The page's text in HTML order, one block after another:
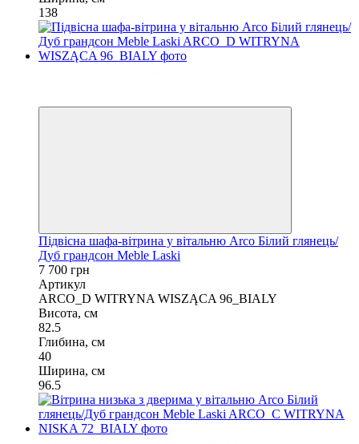
138
Підвісна шафа-вітрина у вітальню Arco Білий глянець/
Дуб грандсон Meble Laski
7 700 грн
Артикул
ARCO_D WITRYNA WISZĄCA 96_BIALY
Висота, см
82.5
Глибина, см
40
Ширина, см
96.5